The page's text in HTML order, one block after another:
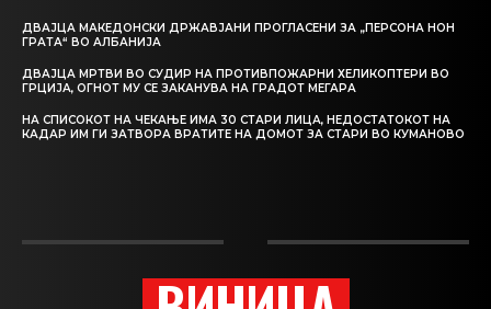
ДВАЈЦА МАКЕДОНСКИ ДРЖАВЈАНИ ПРОГЛАСЕНИ ЗА „ПЕРСОНА НОН
ГРАТА“ ВО АЛБАНИЈА
ДВАЈЦА МРТВИ ВО СУДИР НА ПРОТИВПОЖАРНИ ХЕЛИКОПТЕРИ ВО
ГРЦИЈА, ОГНОТ МУ СЕ ЗАКАНУВА НА ГРАДОТ МЕГАРА
НА СПИСОКОТ НА ЧЕКАЊЕ ИМА 30 СТАРИ ЛИЦА, НЕДОСТАТОКОТ НА
КАДАР ИМ ГИ ЗАТВОРА ВРАТИТЕ НА ДОМОТ ЗА СТАРИ ВО КУМАНОВО